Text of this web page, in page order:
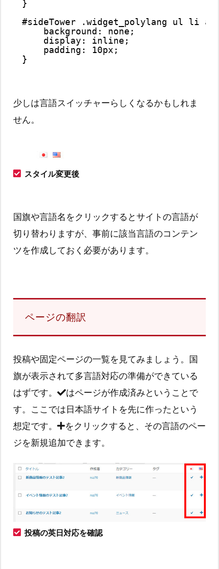
}
#sideTower .widget_polylang ul li a
background: none;
display: inline;
padding: 10px;
}
少しは言語スイッチャーらしくなるかもしれま
せん。
スタイル変更後
国旗や言語名をクリックするとサイトの言語が
切り替わりますが、事前に該当言語のコンテン
ツを作成しておく必要があります。
ページの翻訳
投稿や固定ページの一覧を見てみましょう。国
旗が表示されて多言語対応の準備ができている
はずです。
はページが作成済みということで
す。ここでは日本語サイトを先に作ったという
想定です。
をクリックすると、その言語のペー
ジを新規追加できます。
投稿の英日対応を確認